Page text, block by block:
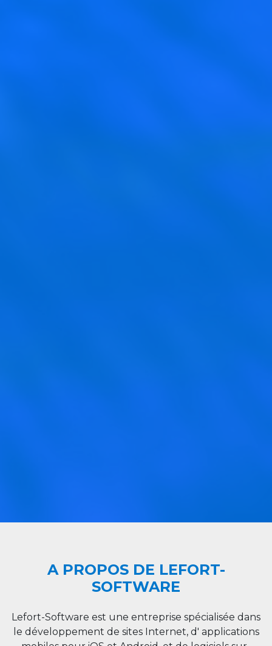
A PROPOS DE LEFORT-
SOFTWARE
Lefort-Software est une entreprise spécialisée dans
le développement de sites Internet, d' applications